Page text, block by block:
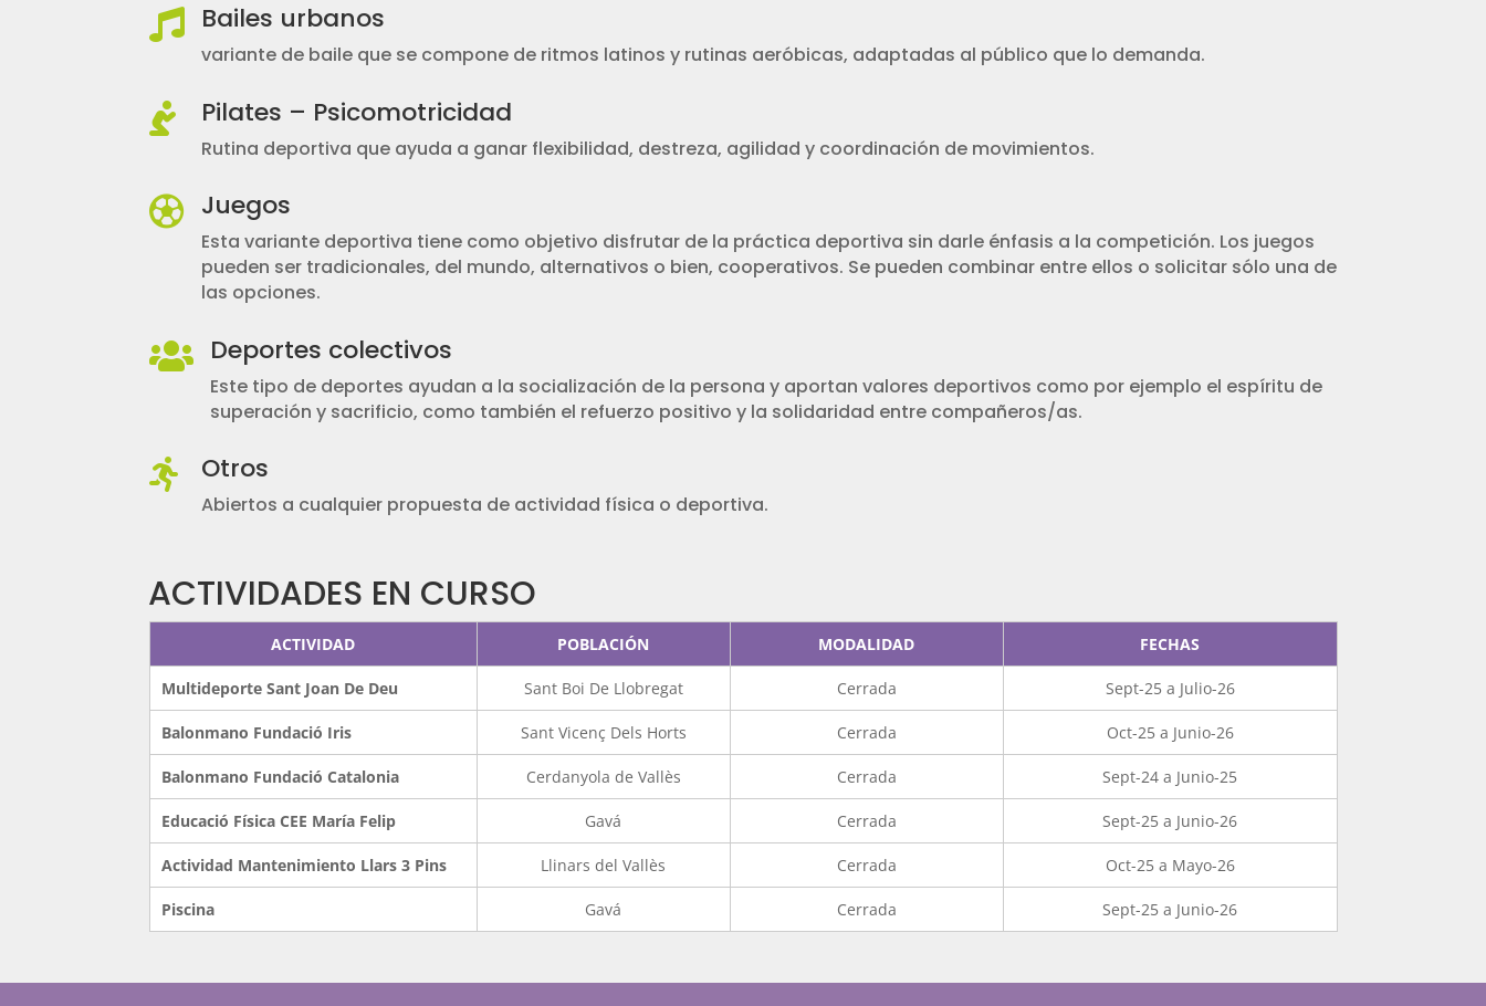
 Bailes urbanos
variante de baile que se compone de ritmos latinos y rutinas aeróbicas, adaptadas al público que lo demanda.
 Pilates – Psicomotricidad
Rutina deportiva que ayuda a ganar flexibilidad, destreza, agilidad y coordinación de movimientos.
 Juegos
Esta variante deportiva tiene como objetivo disfrutar de la práctica deportiva sin darle énfasis a la competición. Los juegos
pueden ser tradicionales, del mundo, alternativos o bien, cooperativos. Se pueden combinar entre ellos o solicitar sólo una de
las opciones.
 Deportes colectivos
Este tipo de deportes ayudan a la socialización de la persona y aportan valores deportivos como por ejemplo el espíritu de
superación y sacrificio, como también el refuerzo positivo y la solidaridad entre compañeros/as.
 Otros
Abiertos a cualquier propuesta de actividad física o deportiva.
ACTIVIDADES EN CURSO
ACTIVIDAD POBLACIÓN MODALIDAD FECHAS
Multideporte Sant Joan De Deu Sant Boi De Llobregat Cerrada Sept-25 a Julio-26
Balonmano Fundació Iris Sant Vicenç Dels Horts Cerrada Oct-25 a Junio-26
Balonmano Fundació Catalonia Cerdanyola de Vallès Cerrada Sept-24 a Junio-25
Educació Física CEE María Felip Gavá Cerrada Sept-25 a Junio-26
Actividad Mantenimiento Llars 3 Pins Llinars del Vallès Cerrada Oct-25 a Mayo-26
Piscina Gavá Cerrada Sept-25 a Junio-26